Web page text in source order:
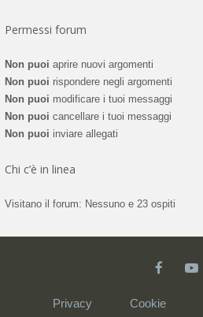
Permessi forum
Non puoi aprire nuovi argomenti
Non puoi rispondere negli argomenti
Non puoi modificare i tuoi messaggi
Non puoi cancellare i tuoi messaggi
Non puoi inviare allegati
Chi c’è in linea
Visitano il forum: Nessuno e 23 ospiti
Privacy Cookie